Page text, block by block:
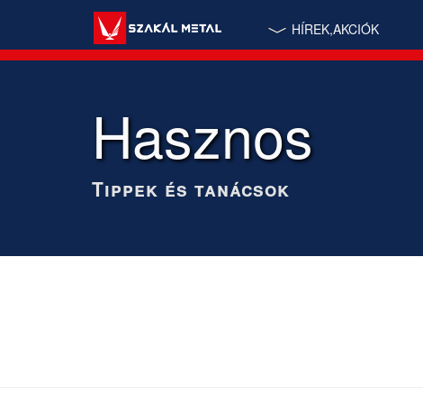
HÍREK,AKCIÓK
Hasznos
Tippek és tanácsok